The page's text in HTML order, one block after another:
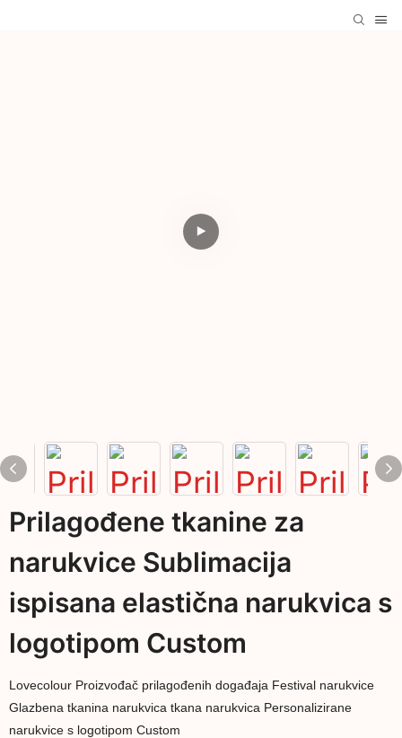
Prilagođene tkanine za
narukvice Sublimacija
ispisana elastična narukvica s
logotipom Custom
Lovecolour Proizvođač prilagođenih događaja Festival narukvice
Glazbena tkanina narukvica tkana narukvica Personalizirane
narukvice s logotipom Custom